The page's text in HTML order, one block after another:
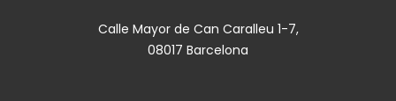
Calle Mayor de Can Caralleu 1-7,
08017 Barcelona